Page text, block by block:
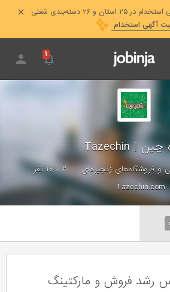
استان و ۲۶ دسته‌بندی شغلی
آگهی استخدام
۱
چین|
Tazechin
و فروشگاه‌های زنجیره‌ای
۲ - ۱۰ نفر
Tazechin.com
رشد فروش و مارکتینگ